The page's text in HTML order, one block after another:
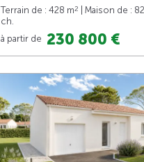
Terrain de : 428 m2 | Maison de :
ch.
à partir de 230 800 €